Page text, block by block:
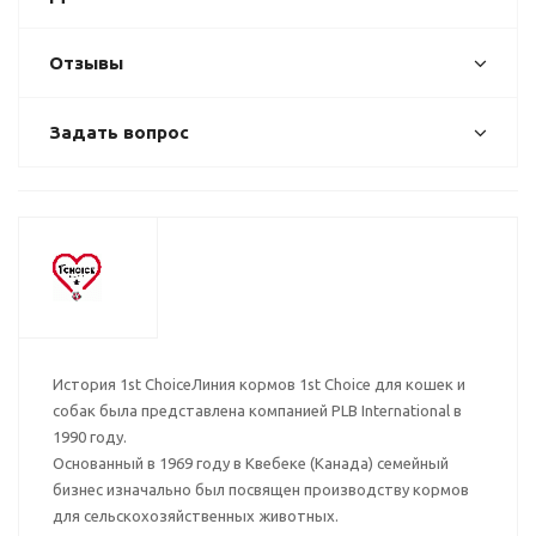
Отзывы
Задать вопрос
История 1st ChoiceЛиния кормов 1st Choice для кошек и
собак была представлена компанией PLB International в
1990 году.
Основанный в 1969 году в Квебеке (Канада) семейный
бизнес изначально был посвящен производству кормов
для сельскохозяйственных животных.